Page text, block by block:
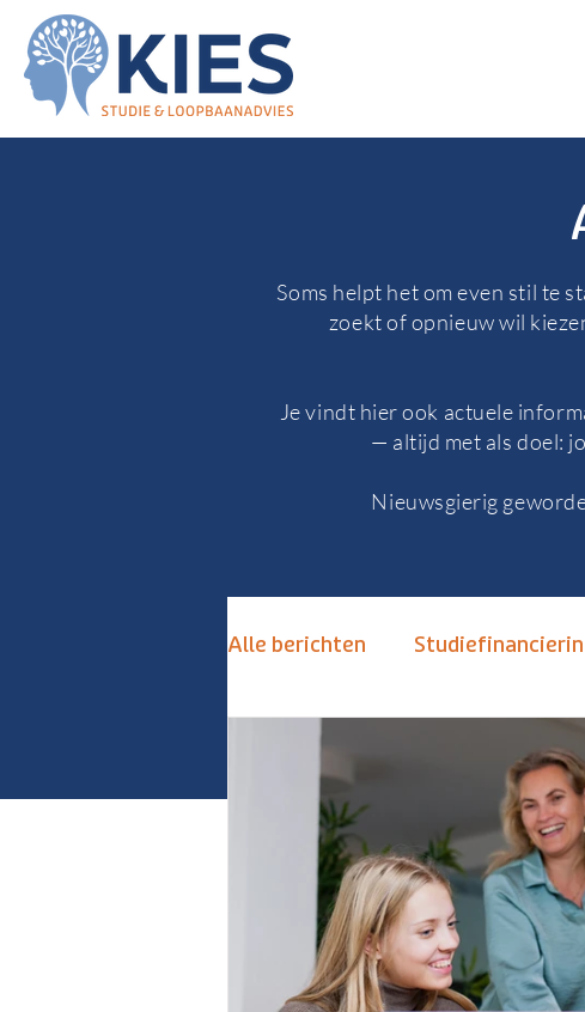
Soms helpt het om even stil te
zoekt of opnieuw wil
Je vindt hier ook actuele
— altijd met als doel:
Nieuwsgierig
Alle berichten
Keuzestress Vermijden
Alternatieven Numerus Fixus